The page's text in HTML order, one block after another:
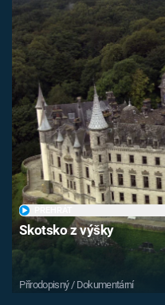
Skotsko z výšky
Přírodopisný / Dokumentární